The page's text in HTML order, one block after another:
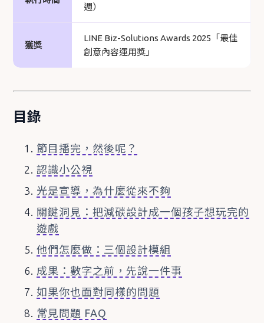
週）
獲獎
LINE Biz-Solutions Awards 2025「最佳
創意內容運用獎」
目錄
節目播完，然後呢？
認識小公視
光是宣導，為什麼從來不夠
關鍵洞見：把減碳設計成一個孩子想玩完的
遊戲
他們怎麼做：三個設計模組
成果：數字之前，先說一件事
如果你也面對同樣的問題
常見問題 FAQ